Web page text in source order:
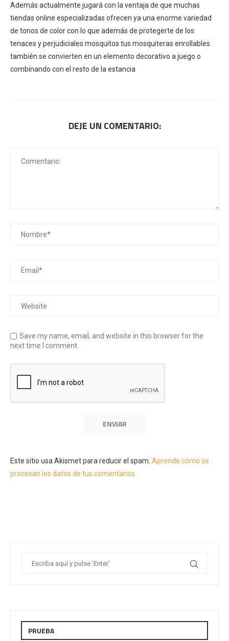
Además actualmente jugará con la ventaja de que muchas
tiendas online especializadas ofrecen ya una enorme variedad
de tonos de color con lo que además de protegerte de los
tenaces y perjudiciales mosquitos tus mosquiteras enrollables
también se convierten en un elemento decorativo a juego o
combinando con el resto de la estancia
DEJE UN COMENTARIO:
Save my name, email, and website in this browser for the
next time I comment.
Este sitio usa Akismet para reducir el spam. Aprende cómo se
procesan los datos de tus comentarios.
PRUEBA